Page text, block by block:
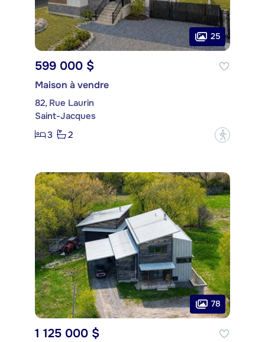
25
599 000 $
Maison à vendre
82, Rue Laurin
Saint-Jacques
3
2 ?
78
1 125 000 $